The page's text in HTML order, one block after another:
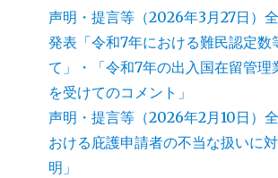
声明・提言等（2026年3月27日）
発表「令和7年における難民認定数
て」・「令和7年の出入国在留管理
を受けてのコメント」
声明・提言等（2026年2月10日）
おける庇護申請者の不当な扱いに
明」